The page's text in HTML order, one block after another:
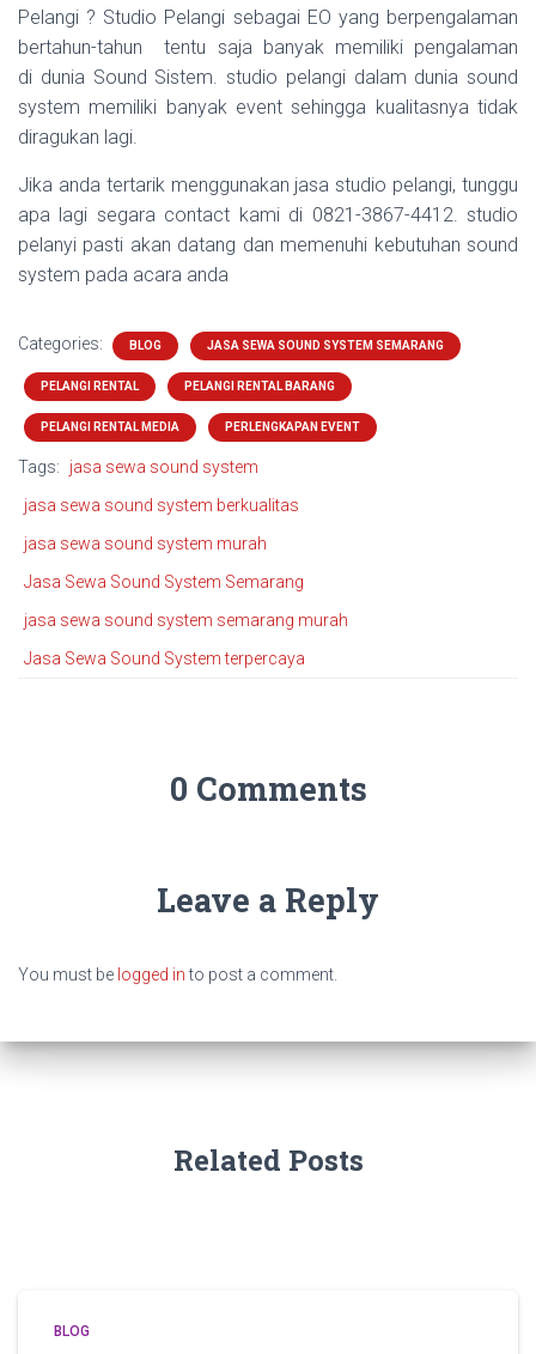
Pelangi ? Studio Pelangi sebagai EO yang berpengalaman
bertahun-tahun tentu saja banyak memiliki pengalaman
di dunia Sound Sistem. studio pelangi dalam dunia sound
system memiliki banyak event sehingga kualitasnya tidak
diragukan lagi.
Jika anda tertarik menggunakan jasa studio pelangi, tunggu
apa lagi segara contact kami di 0821-3867-4412. studio
pelanyi pasti akan datang dan memenuhi kebutuhan sound
system pada acara anda
Categories: BLOG JASA SEWA SOUND SYSTEM SEMARANG
PELANGI RENTAL PELANGI RENTAL BARANG
PELANGI RENTAL MEDIA PERLENGKAPAN EVENT
Tags:
jasa sewa sound system
jasa sewa sound system berkualitas
jasa sewa sound system murah
Jasa Sewa Sound System Semarang
jasa sewa sound system semarang murah
Jasa Sewa Sound System terpercaya
0 Comments
Leave a Reply
You must be logged into post a comment.
Related Posts
BLOG